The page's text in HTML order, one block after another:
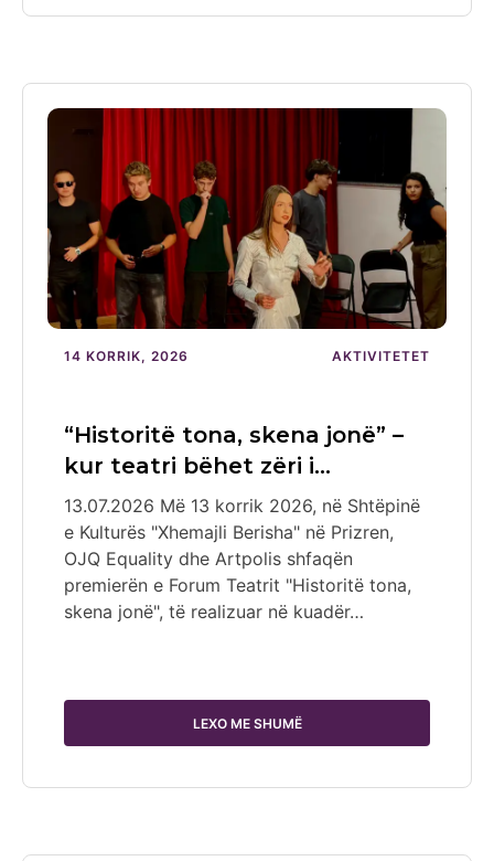
14 KORRIK, 2026 AKTIVITETET
“Historitë tona, skena jonë” –
kur teatri bëhet zëri i…
13.07.2026 Më 13 korrik 2026, në Shtëpinë
e Kulturës "Xhemajli Berisha" në Prizren,
OJQ Equality dhe Artpolis shfaqën
premierën e Forum Teatrit "Historitë tona,
skena jonë", të realizuar në kuadër…
LEXO ME SHUMË